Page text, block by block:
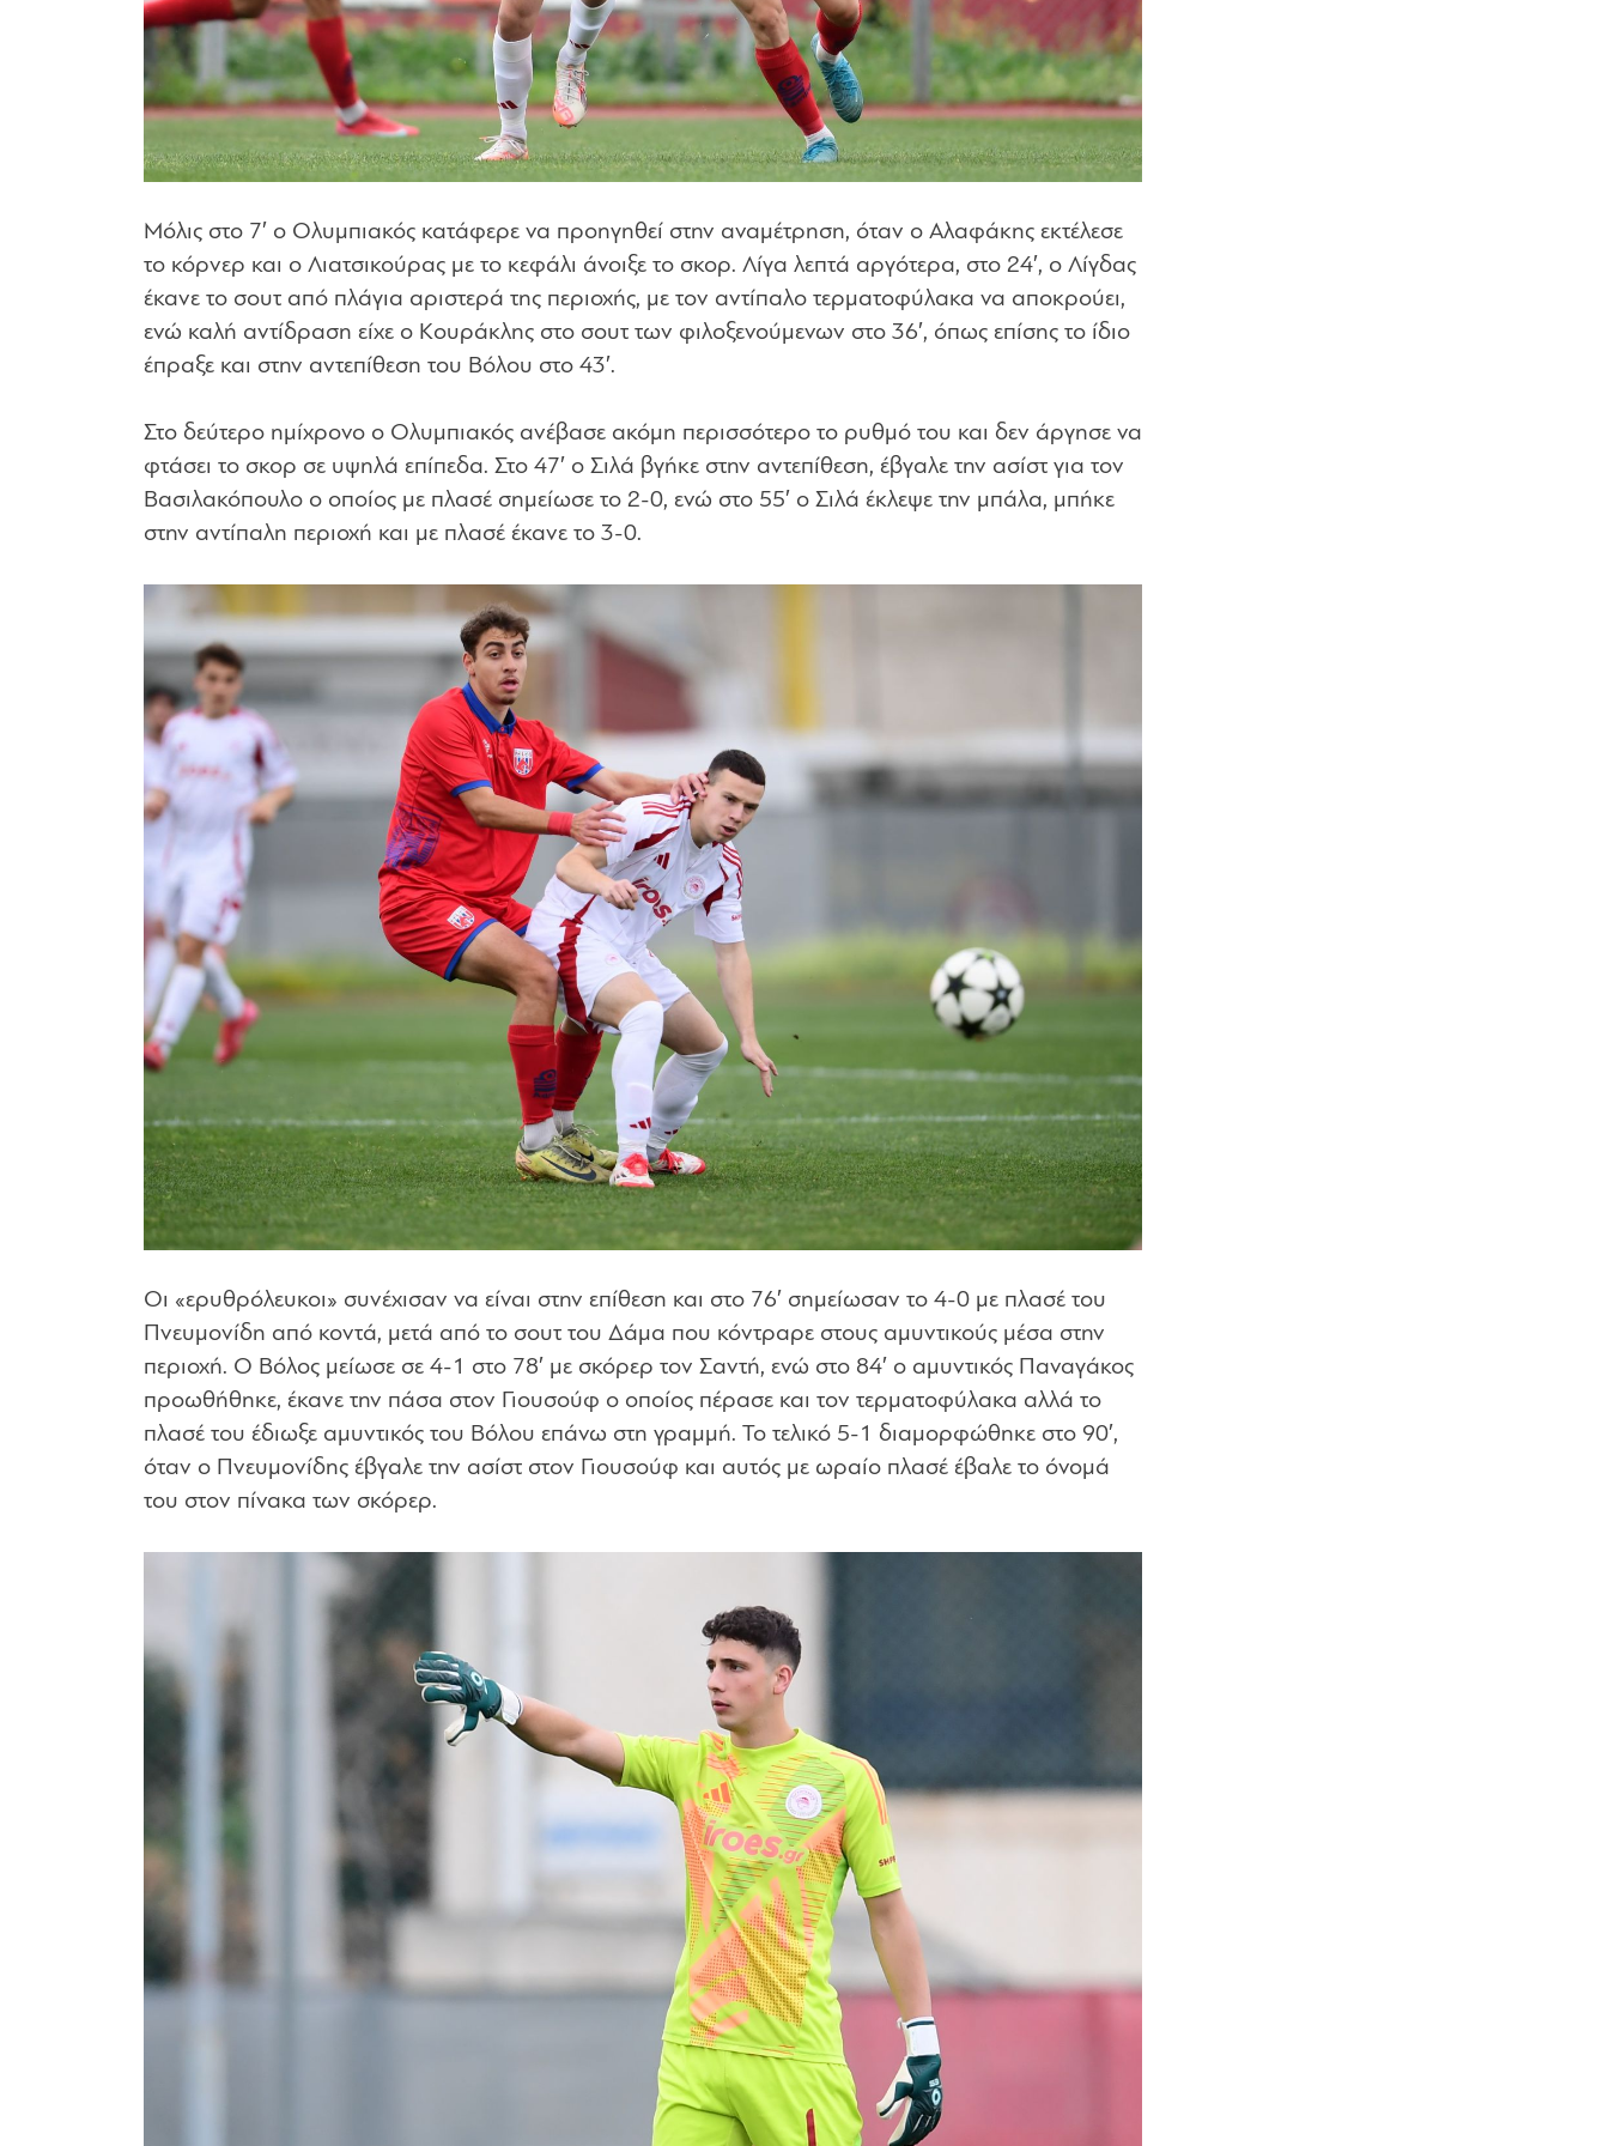
Μόλις στο 7′ ο Ολυμπιακός κατάφερε να προηγηθεί στην αναμέτρηση, όταν ο Αλαφάκης εκτέλεσε
το κόρνερ και ο Λιατσικούρας με το κεφάλι άνοιξε το σκορ. Λίγα λεπτά αργότερα, στο 24′, ο Λίγδας
έκανε το σουτ από πλάγια αριστερά της περιοχής, με τον αντίπαλο τερματοφύλακα να αποκρούει,
ενώ καλή αντίδραση είχε ο Κουράκλης στο σουτ των φιλοξενούμενων στο 36′, όπως επίσης το ίδιο
έπραξε και στην αντεπίθεση του Βόλου στο 43′.
Στο δεύτερο ημίχρονο ο Ολυμπιακός ανέβασε ακόμη περισσότερο το ρυθμό του και δεν άργησε να
φτάσει το σκορ σε υψηλά επίπεδα. Στο 47′ ο Σιλά βγήκε στην αντεπίθεση, έβγαλε την ασίστ για τον
Βασιλακόπουλο ο οποίος με πλασέ σημείωσε το 2-0, ενώ στο 55′ ο Σιλά έκλεψε την μπάλα, μπήκε
στην αντίπαλη περιοχή και με πλασέ έκανε το 3-0.
Οι «ερυθρόλευκοι» συνέχισαν να είναι στην επίθεση και στο 76′ σημείωσαν το 4-0 με πλασέ του
Πνευμονίδη από κοντά, μετά από το σουτ του Δάμα που κόντραρε στους αμυντικούς μέσα στην
περιοχή. Ο Βόλος μείωσε σε 4-1 στο 78′ με σκόρερ τον Σαντή, ενώ στο 84′ ο αμυντικός Παναγάκος
προωθήθηκε, έκανε την πάσα στον Γιουσούφ ο οποίος πέρασε και τον τερματοφύλακα αλλά το
πλασέ του έδιωξε αμυντικός του Βόλου επάνω στη γραμμή. Το τελικό 5-1 διαμορφώθηκε στο 90′,
όταν ο Πνευμονίδης έβγαλε την ασίστ στον Γιουσούφ και αυτός με ωραίο πλασέ έβαλε το όνομά
του στον πίνακα των σκόρερ.